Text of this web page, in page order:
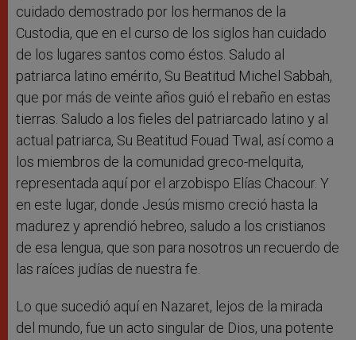
cuidado demostrado por los hermanos de la
Custodia, que en el curso de los siglos han cuidado
de los lugares santos como éstos. Saludo al
patriarca latino emérito, Su Beatitud Michel Sabbah,
que por más de veinte años guió el rebaño en estas
tierras. Saludo a los fieles del patriarcado latino y al
actual patriarca, Su Beatitud Fouad Twal, así como a
los miembros de la comunidad greco-melquita,
representada aquí por el arzobispo Elías Chacour. Y
en este lugar, donde Jesús mismo creció hasta la
madurez y aprendió hebreo, saludo a los cristianos
de esa lengua, que son para nosotros un recuerdo de
las raíces judías de nuestra fe.
Lo que sucedió aquí en Nazaret, lejos de la mirada
del mundo, fue un acto singular de Dios, una potente